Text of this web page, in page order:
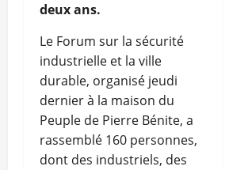
deux ans.
Le Forum sur la sécurité
industrielle et la ville
durable, organisé jeudi
dernier à la maison du
Peuple de Pierre Bénite, a
rassemblé 160 personnes,
dont des industriels, des